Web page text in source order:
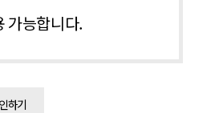
가능합니다.
하기